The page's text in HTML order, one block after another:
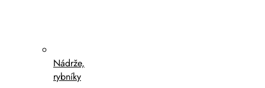
Nádrže,
rybníky